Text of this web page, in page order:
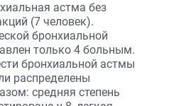
астма без
(7 человек).
бронхиальной
только 4 больным.
бронхиальной астмы
распределены
средняя степень